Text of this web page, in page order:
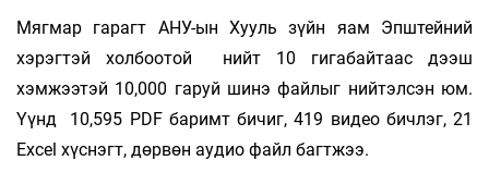
Мягмар гарагт АНУ-ын Хууль зүйн яам Эпштейний
хэрэгтэй холбоотой нийт 10 гигабайтаас дээш
хэмжээтэй 10,000 гаруй шинэ файлыг нийтэлсэн юм.
Үүнд 10,595 PDF баримт бичиг, 419 видео бичлэг, 21
Excel хүснэгт, дөрвөн аудио файл багтжээ.